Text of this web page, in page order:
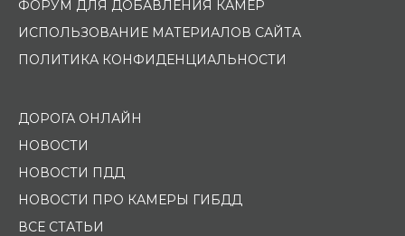
ФОРУМ ДЛЯ ДОБАВЛЕНИЯ КАМЕР
ИСПОЛЬЗОВАНИЕ МАТЕРИАЛОВ САЙТА
ПОЛИТИКА КОНФИДЕНЦИАЛЬНОСТИ
ДОРОГА ОНЛАЙН
НОВОСТИ
НОВОСТИ ПДД
НОВОСТИ ПРО КАМЕРЫ ГИБДД
ВСЕ СТАТЬИ